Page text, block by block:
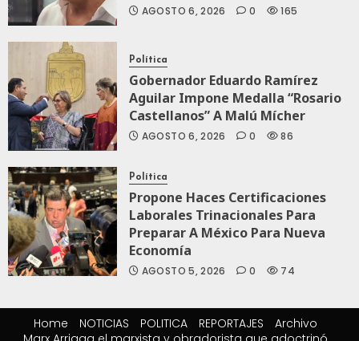
AGOSTO 6, 2026 0 165
Política
Gobernador Eduardo Ramírez
Aguilar Impone Medalla “Rosario
Castellanos” A Malú Mícher
AGOSTO 6, 2026 0 86
Política
Propone Haces Certificaciones
Laborales Trinacionales Para
Preparar A México Para Nueva
Economía
AGOSTO 5, 2026 0 74
Home NOTICIAS POLITICA REPORTAJES
Archivo